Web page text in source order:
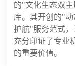
的"文化生态双
库。其开创的"
护航"服务范式
充分印证了专业
的重要价值。